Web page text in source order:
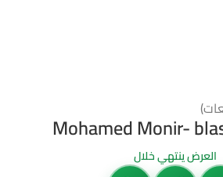
Mohamed Monir-
العرض ينتهي خلال